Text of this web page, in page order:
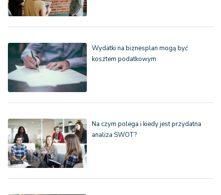
Wydatki na biznesplan mogą być
kosztem podatkowym
Na czym polega i kiedy jest przydatna
analiza SWOT?